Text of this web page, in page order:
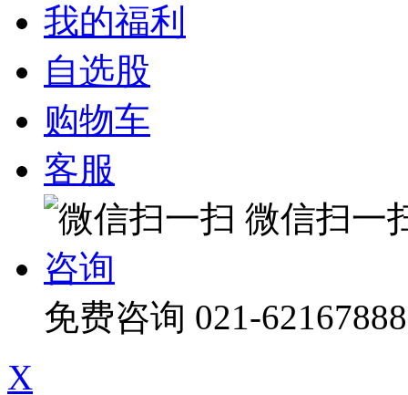
我的福利
自选股
购物车
客服
微信扫一
咨询
免费咨询 021-62167888
X